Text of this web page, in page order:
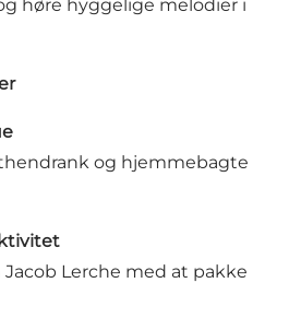
høre hyggelige melodier i
og hjemmebagte
Lerche med at pakke